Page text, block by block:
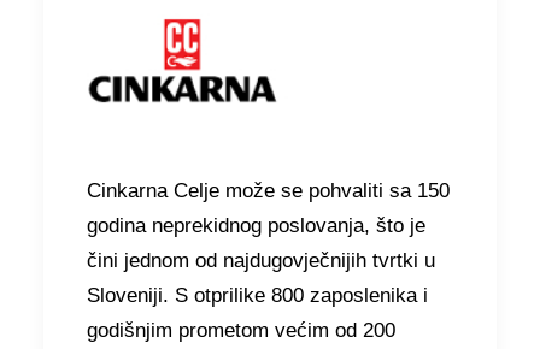
Cinkarna Celje može se pohvaliti sa 150
godina neprekidnog poslovanja, što je
čini jednom od najdugovječnijih tvrtki u
Sloveniji. S otprilike 800 zaposlenika i
godišnjim prometom većim od 200